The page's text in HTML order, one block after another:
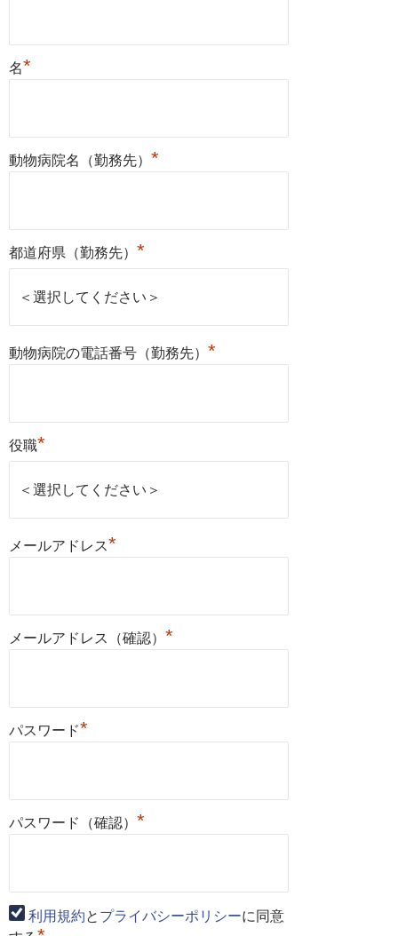
名*
動物病院名（勤務先） *
都道府県（勤務先） *
動物病院の電話番号（勤務先） *
役職*
メールアドレス*
メールアドレス（確認） *
パスワード*
パスワード（確認） *
利用規約と プライバシーポリシーに同意